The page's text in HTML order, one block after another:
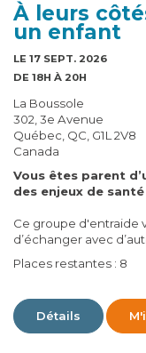
À leurs
un enfant
LE 17 SEPT. 2026
DE 18H À 20H
La Boussole
302, 3e Avenue
Québec, QC, G1L 2V8
Canada
Vous êtes parent
des enjeux de
Ce groupe d'entraide
d’échanger avec
Places restantes : 8
Détails